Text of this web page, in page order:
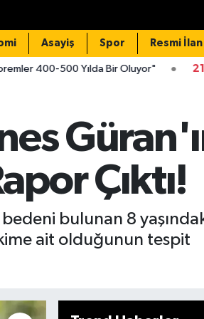
Asayiş Spor Resmi İlan
Bir Oluyor" 21:15
Çıktı!
bulunan 8
ait olduğunun tespit